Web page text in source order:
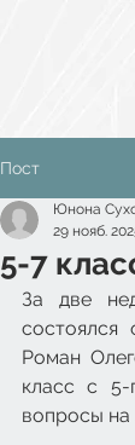
Пост
5-7
Юнона
29 нояб.
За две
Роман
класс с
вопросы